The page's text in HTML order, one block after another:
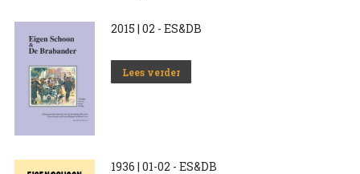
2015 | 02 - ES&DB
Lees verder
1936 | 01-02 - ES&DB